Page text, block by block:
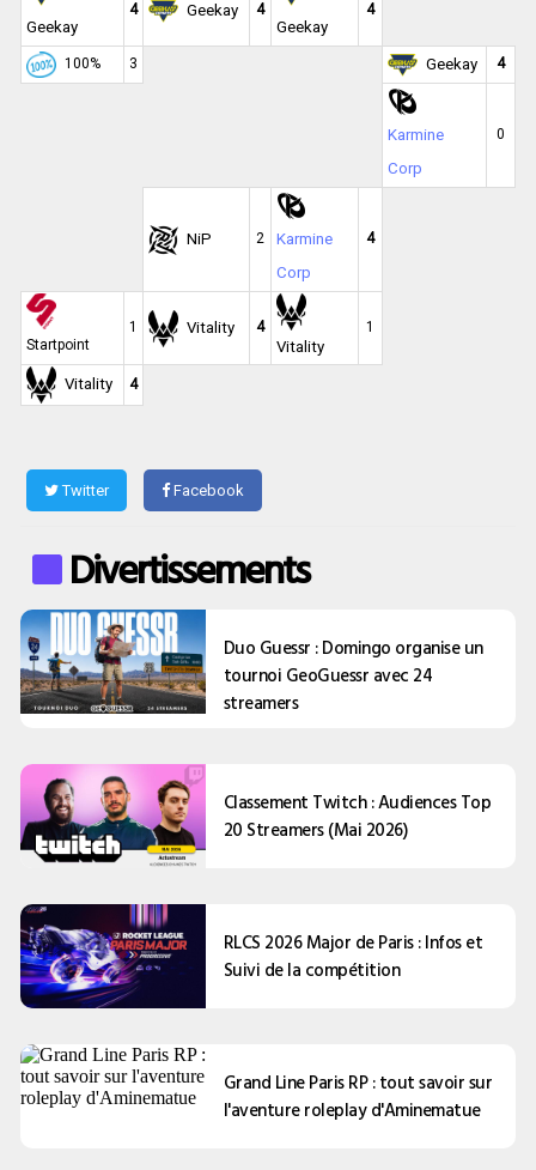
Geekay
4 Geekay 4
Geekay
4
100% 3 Geekay 4
Karmine
Corp
0
NiP 2
Karmine
Corp
4
Startpoint
1 Vitality 4
Vitality
1
Vitality 4
Twitter Facebook
Divertissements
Duo Guessr : Domingo organise un
tournoi GeoGuessr avec 24
streamers
Classement Twitch : Audiences Top
20 Streamers (Mai 2026)
RLCS 2026 Major de Paris : Infos et
Suivi de la compétition
Grand Line Paris RP : tout savoir sur
l'aventure roleplay d'Aminematue